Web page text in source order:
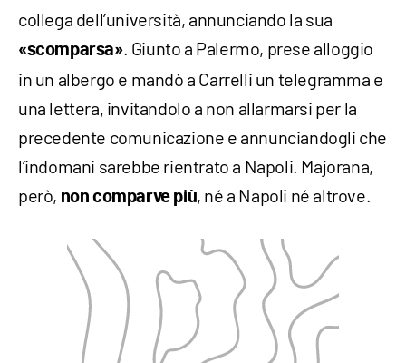
collega dell’università, annunciando la sua
«scomparsa». Giunto a Palermo, prese alloggio
in un albergo e mandò a Carrelli un telegramma e
una lettera, invitandolo a non allarmarsi per la
precedente comunicazione e annunciandogli che
l’indomani sarebbe rientrato a Napoli. Majorana,
però, non comparve più, né a Napoli né altrove.